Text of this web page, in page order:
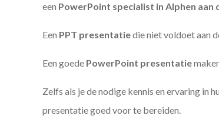
een PowerPoint specialist in Alphen aan
Een PPT presentatiedie niet voldoet aan
Een goede PowerPoint presentatie
Zelfs als je de nodige kennis en ervaring in
presentatie goed voor te bereiden.